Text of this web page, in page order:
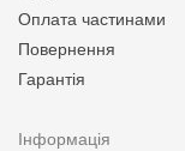
Оплата частинами
Повернення
Гарантія
Інформація